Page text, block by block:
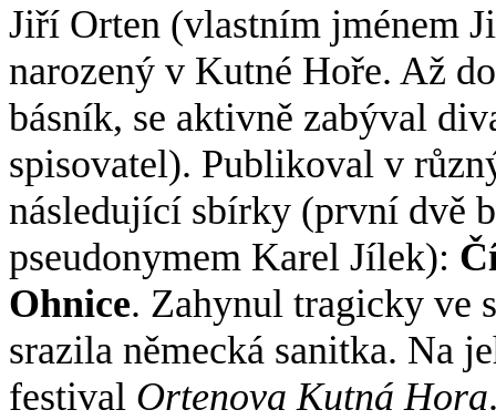
Jiří Orten (vlastním jménem
narozený v Kutné Hoře. Až
básník, se aktivně zabýval
spisovatel). Publikoval v
následující sbírky (první dvě
pseudonymem Karel Jílek):
Ohnice. Zahynul tragicky ve
srazila německá sanitka. Na
festival Ortenova Kutná Hora